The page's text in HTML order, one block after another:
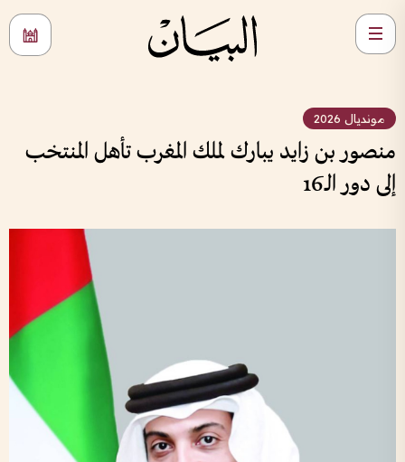
مونديال 2026
منصور بن زايد يبارك لملك المغرب تأهل المنتخب
إلى دور الـ16